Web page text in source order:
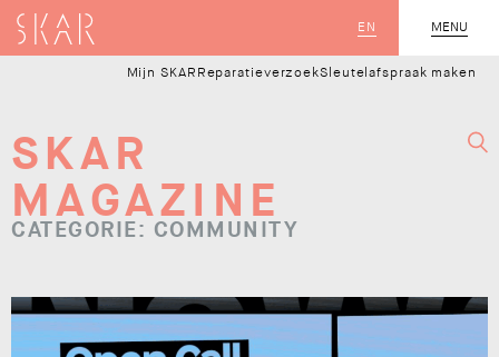
MENU
SLUIT
EN
SKAR
Mijn SKAR ReparatieverzoekSleutelafspraak maken
SKAR
MAGAZINE
CATEGORIE: COMMUNITY